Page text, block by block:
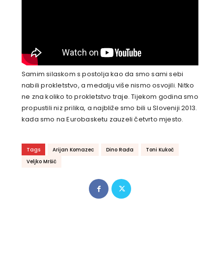
Samim silaskom s postolja kao da smo sami sebi
nabili prokletstvo, a medalju više nismo osvojili. Nitko
ne zna koliko to prokletstvo traje. Tijekom godina smo
propustili niz prilika, a najbliže smo bili u Sloveniji 2013.
kada smo na Eurobasketu zauzeli četvrto mjesto.
Tags Arijan Komazec Dino Rađa
Toni Kukoč
Veljko Mršić